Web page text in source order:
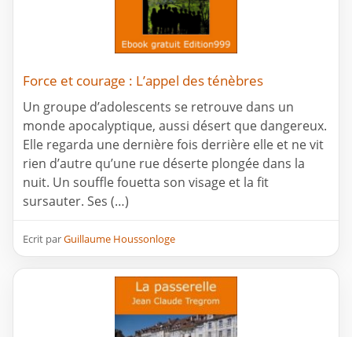
Force et courage : L’appel des ténèbres
Un groupe d’adolescents se retrouve dans un
monde apocalyptique, aussi désert que dangereux.
Elle regarda une dernière fois derrière elle et ne vit
rien d’autre qu’une rue déserte plongée dans la
nuit. Un souffle fouetta son visage et la fit
sursauter. Ses (…)
Ecrit parGuillaume Houssonloge